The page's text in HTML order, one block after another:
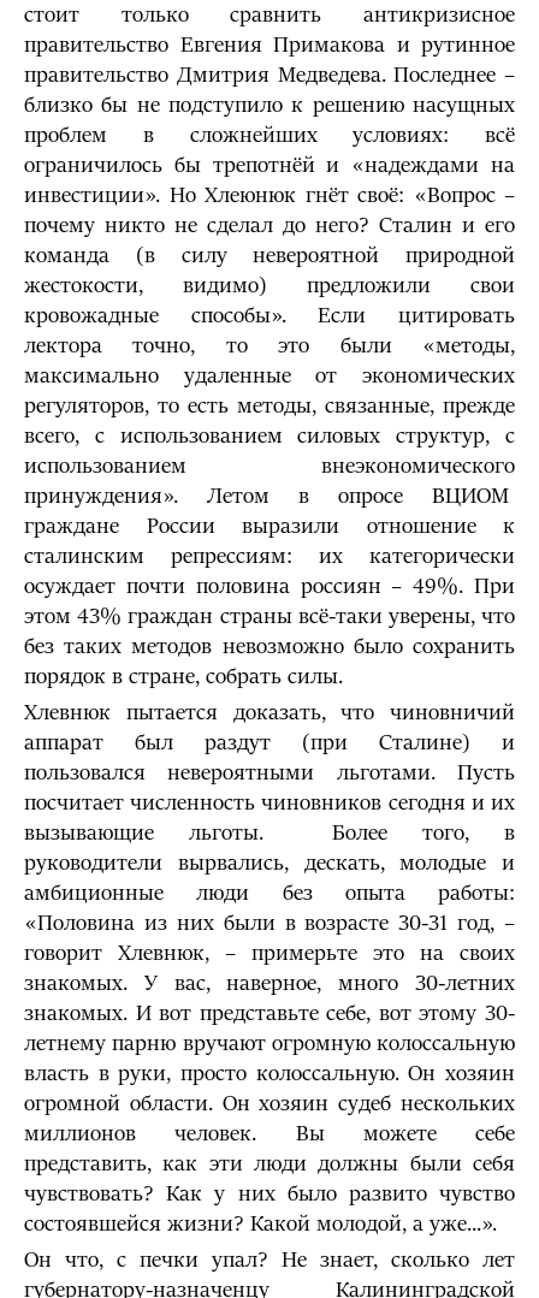
стоит только сравнить антикризисное
правительство Евгения Примакова и рутинное
правительство Дмитрия Медведева. Последнее –
близко бы не подступило к решению насущных
проблем в сложнейших условиях: всё
ограничилось бы трепотнёй и «надеждами на
инвестиции». Но Хлеюнюк гнёт своё: «Вопрос –
почему никто не сделал до него? Сталин и его
команда (в силу невероятной природной
жестокости, видимо) предложили свои
кровожадные способы». Если цитировать
лектора точно, то это были «методы,
максимально удаленные от экономических
регуляторов, то есть методы, связанные, прежде
всего, с использованием силовых структур, с
использованием внеэкономического
принуждения». Летом в опросе ВЦИОМ
граждане России выразили отношение к
сталинским репрессиям: их категорически
осуждает почти половина россиян – 49%. При
этом 43% граждан страны всё-таки уверены, что
без таких методов невозможно было сохранить
порядок в стране, собрать силы.
Хлевнюк пытается доказать, что чиновничий
аппарат был раздут (при Сталине) и
пользовался невероятными льготами. Пусть
посчитает численность чиновников сегодня и их
вызывающие льготы. Более того, в
руководители вырвались, дескать, молодые и
амбиционные люди без опыта работы:
«Половина из них были в возрасте 30-31 год, –
говорит Хлевнюк, – примерьте это на своих
знакомых. У вас, наверное, много 30-летних
знакомых. И вот представьте себе, вот этому 30-
летнему парню вручают огромную колоссальную
власть в руки, просто колоссальную. Он хозяин
огромной области. Он хозяин судеб нескольких
миллионов человек. Вы можете себе
представить, как эти люди должны были себя
чувствовать? Как у них было развито чувство
состоявшейся жизни? Какой молодой, а уже...».
Он что, с печки упал? Не знает, сколько лет
губернатору-назначенцу Калининградской